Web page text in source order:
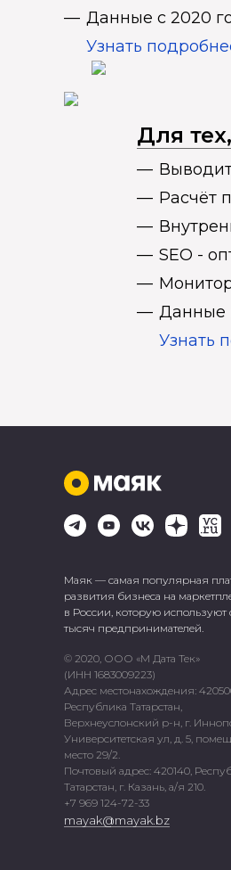
Данные с 2020
Узнать
Для
Расчёт
SEO -
Данные
Узнать
Маяк — самая популярная
развития бизнеса на
в России, которую используют
тысяч предпринимателей.
© 2020, ООО «М Дата Тек»
(ИНН 1683009223)
Адрес местонахождения:
Республика Татарстан,
Верхнеуслонский р-н, г.
Университетская ул, д. 5, помещ.
место 29/2.
Почтовый адрес: 420140,
Татарстан, г. Казань, а/я 210.
+7 969 124-72-33
mayak@mayak.bz